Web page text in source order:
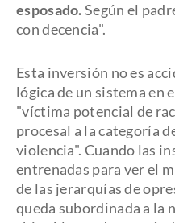
esposado.Según el
con decencia".
Esta inversión no es
lógica de un sistema en
"víctima potencial de
procesal a la categoría
violencia". Cuando las
entrenadas para ver el
de las jerarquías de
queda subordinada a la